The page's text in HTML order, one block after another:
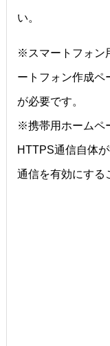
い。
※スマートフォン
ートフォン作成ペ
が必要です。
※携帯用ホームペ
HTTPS通信自体
通信を有効にする